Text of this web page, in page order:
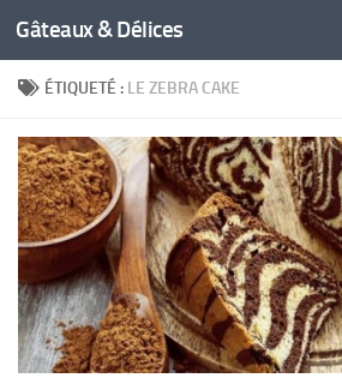
Gâteaux & Délices
ÉTIQUETÉ : LE ZEBRA CAKE